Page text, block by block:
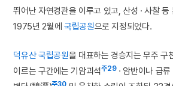
뛰어난 자연경관을 이루고 있고, 산성 · 사찰 등
1975년 2월에 국립공원으로 지정되었다.
덕유산 국립공원을 대표하는 경승지는 무주 구
이르는 구간에는 기암괴석주29· 암반이나 급류